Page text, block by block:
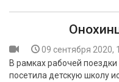
09 сентября 2020,
В рамках рабочей
посетила детскую школу